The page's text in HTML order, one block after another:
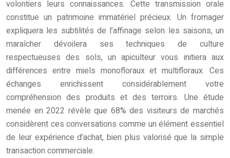
volontiers leurs connaissances. Cette transmission orale
constitue un patrimoine immatériel précieux. Un fromager
expliquera les subtilités de l’affinage selon les saisons, un
maraîcher dévoilera ses techniques de culture
respectueuses des sols, un apiculteur vous initiera aux
différences entre miels monofloraux et multifloraux. Ces
échanges enrichissent considérablement votre
compréhension des produits et des terroirs. Une étude
menée en 2022 révèle que 68% des visiteurs de marchés
considèrent ces conversations comme un élément essentiel
de leur expérience d’achat, bien plus valorisé que la simple
transaction commerciale.